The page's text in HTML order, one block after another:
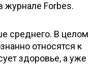
журнале Forbes.
среднего. В целом
относятся к
здоровье, а уже